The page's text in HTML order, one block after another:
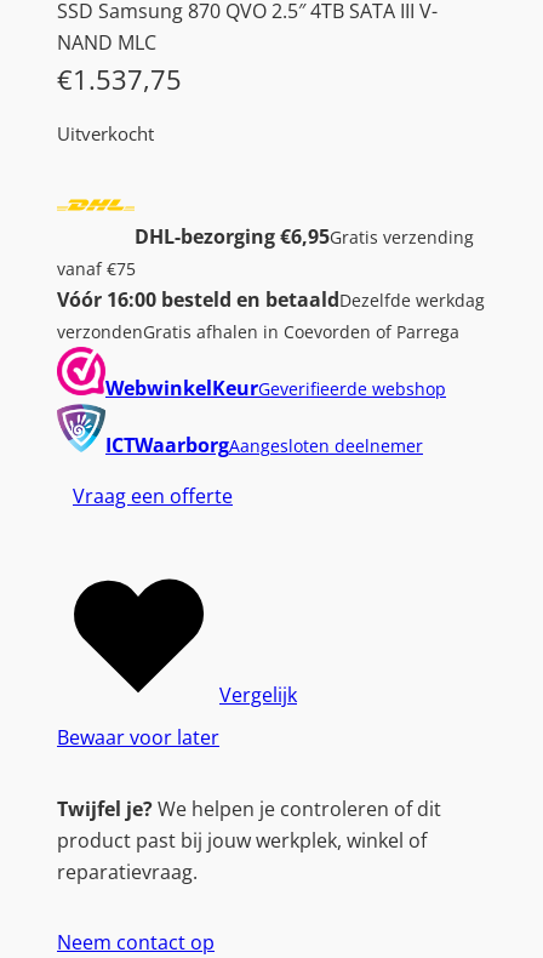
SSD Samsung 870 QVO 2.5″ 4TB SATA III V-
NAND MLC
€1.537,75
Uitverkocht
DHL-bezorging €6,95Gratis verzending
vanaf €75
Vóór 16:00 besteld en betaaldDezelfde werkdag
verzondenGratis afhalen in Coevorden of Parrega
WebwinkelKeurGeverifieerde webshop
ICTWaarborgAangesloten deelnemer
Vraag een offerte
Bewaar voor later
Vergelijk
Twijfel je?We helpen je controleren of dit
product past bij jouw werkplek, winkel of
reparatievraag.
Neem contact op